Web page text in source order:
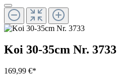
Koi 30-35cm Nr. 3733
169,99 €*